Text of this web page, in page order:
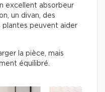
excellent absorbeur
un divan, des
plantes peuvent aider
la pièce, mais
équilibré.